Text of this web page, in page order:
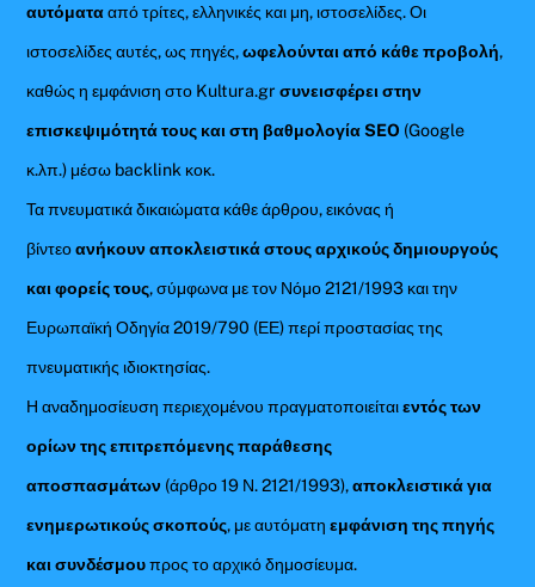
αυτόματααπό τρίτες, ελληνικές και μη, ιστοσελίδες. Οι
ιστοσελίδες αυτές, ως πηγές,ωφελούνται από κάθε προβολή,
καθώς η εμφάνιση στο Kultura.gr συνεισφέρει στην
επισκεψιμότητά τους και στη βαθμολογία SEO (Google
κ.λπ.) μέσω backlink κοκ.
Τα πνευματικά δικαιώματα κάθε άρθρου, εικόνας ή
βίντεοανήκουν αποκλειστικά στους αρχικούς δημιουργούς
και φορείς τους, σύμφωνα με τον Νόμο 2121/1993 και την
Ευρωπαϊκή Οδηγία 2019/790 (ΕΕ) περί προστασίας της
πνευματικής ιδιοκτησίας.
Η αναδημοσίευση περιεχομένου πραγματοποιείταιεντός των
ορίων της επιτρεπόμενης παράθεσης
αποσπασμάτων (άρθρο 19 Ν. 2121/1993),αποκλειστικά για
ενημερωτικούς σκοπούς, με αυτόματηεμφάνιση της πηγής
και συνδέσμουπρος το αρχικό δημοσίευμα.